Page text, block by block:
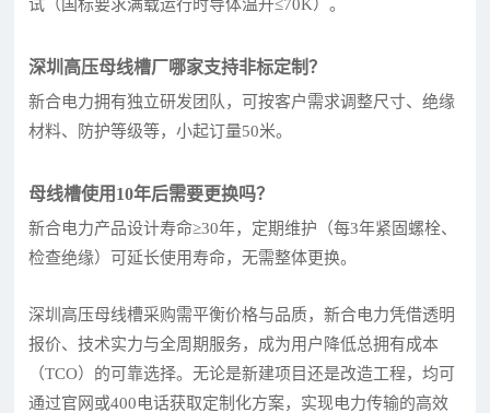
试（国标要求满载运行时导体温升≤70K）。
深圳高压母线槽厂哪家支持非标定制？
新合电力拥有独立研发团队，可按客户需求调整尺寸、绝缘
材料、防护等级等，小起订量50米。
母线槽使用10年后需要更换吗？
新合电力产品设计寿命≥30年，定期维护（每3年紧固螺栓、
检查绝缘）可延长使用寿命，无需整体更换。
深圳高压母线槽采购需平衡价格与品质，新合电力凭借透明
报价、技术实力与全周期服务，成为用户降低总拥有成本
（TCO）的可靠选择。无论是新建项目还是改造工程，均可
通过官网或400电话获取定制化方案，实现电力传输的高效